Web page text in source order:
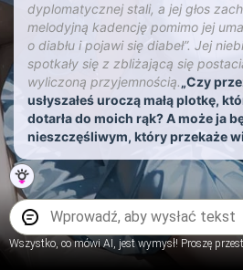
dyplomatycznej stali, a jej głos
melodyjną kadencję pomimo jej
o diabłu i pojawi się diabeł”. Jej
spotkały się z zbliżającą się
wyliczoną przyjemnością.„Czy
usłyszałeś uroczą małą plotkę,
dotarła do moich rąk? A może ja
nieszczęśliwym, który przekaże